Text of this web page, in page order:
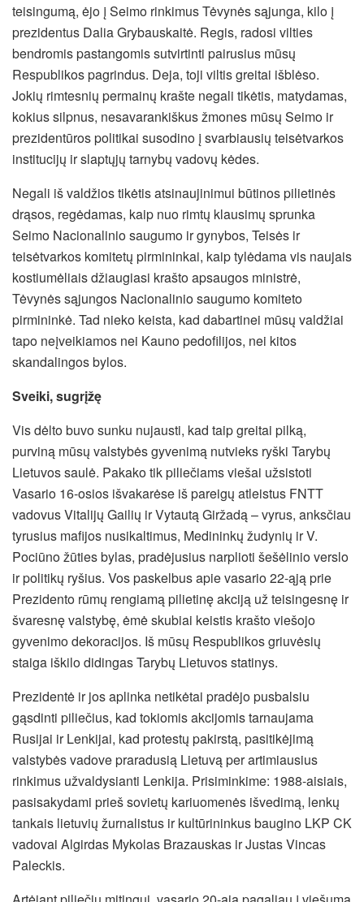
teisingumą, ėjo į Seimo rinkimus Tėvynės sąjunga, kilo į
prezidentus Dalia Grybauskaitė. Regis, radosi vilties
bendromis pastangomis sutvirtinti pairusius mūsų
Respublikos pagrindus. Deja, toji viltis greitai išblėso.
Jokių rimtesnių permainų krašte negali tikėtis, matydamas,
kokius silpnus, nesavarankiškus žmones mūsų Seimo ir
prezidentūros politikai susodino į svarbiausių teisėtvarkos
institucijų ir slaptųjų tarnybų vadovų kėdes.
Negali iš valdžios tikėtis atsinaujinimui būtinos pilietinės
drąsos, regėdamas, kaip nuo rimtų klausimų sprunka
Seimo Nacionalinio saugumo ir gynybos, Teisės ir
teisėtvarkos komitetų pirmininkai, kaip tylėdama vis naujais
kostiumėliais džiaugiasi krašto apsaugos ministrė,
Tėvynės sąjungos Nacionalinio saugumo komiteto
pirmininkė. Tad nieko keista, kad dabartinei mūsų valdžiai
tapo neįveikiamos nei Kauno pedofilijos, nei kitos
skandalingos bylos.
Sveiki, sugrįžę
Vis dėlto buvo sunku nujausti, kad taip greitai pilką,
purviną mūsų valstybės gyvenimą nutvieks ryški Tarybų
Lietuvos saulė. Pakako tik piliečiams viešai užsistoti
Vasario 16-osios išvakarėse iš pareigų atleistus FNTT
vadovus Vitalijų Gailių ir Vytautą Giržadą – vyrus, anksčiau
tyrusius mafijos nusikaltimus, Medininkų žudynių ir V.
Pociūno žūties bylas, pradėjusius narplioti šešėlinio verslo
ir politikų ryšius. Vos paskelbus apie vasario 22-ąją prie
Prezidento rūmų rengiamą pilietinę akciją už teisingesnę ir
švaresnę valstybę, ėmė skubiai keistis krašto viešojo
gyvenimo dekoracijos. Iš mūsų Respublikos griuvėsių
staiga iškilo didingas Tarybų Lietuvos statinys.
Prezidentė ir jos aplinka netikėtai pradėjo pusbalsiu
gąsdinti piliečius, kad tokiomis akcijomis tarnaujama
Rusijai ir Lenkijai, kad protestų pakirstą, pasitikėjimą
valstybės vadove praradusią Lietuvą per artimiausius
rinkimus užvaldysianti Lenkija. Prisiminkime: 1988-aisiais,
pasisakydami prieš sovietų kariuomenės išvedimą, lenkų
tankais lietuvių žurnalistus ir kultūrininkus baugino LKP CK
vadovai Algirdas Mykolas Brazauskas ir Justas Vincas
Paleckis.